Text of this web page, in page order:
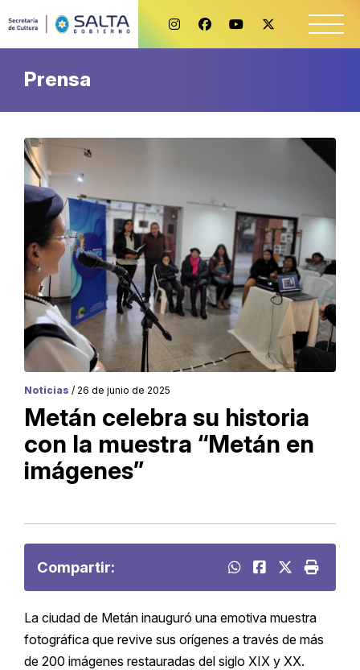
Prensa
Noticias / 26 de junio de 2025
Metán celebra su historia
con la muestra “Metán en
imágenes”
Compartir:
La ciudad de Metán inauguró una emotiva muestra
fotográfica que revive sus orígenes a través de más
de 200 imágenes restauradas del siglo XIX y XX.